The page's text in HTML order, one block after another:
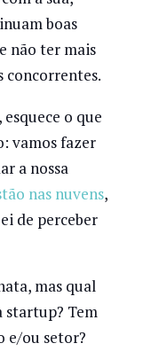
boas
não ter mais
concorrentes.
esquece o que
vamos fazer
a nossa
nas nuvens,
de perceber
mas qual
startup? Tem
e/ou setor?